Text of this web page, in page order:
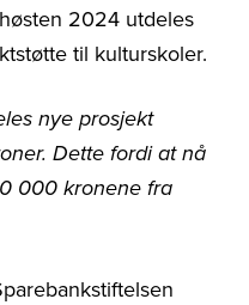
2024 utdeles
til kulturskoler.
nye prosjekt
Dette fordi at nå
000 kronene fra